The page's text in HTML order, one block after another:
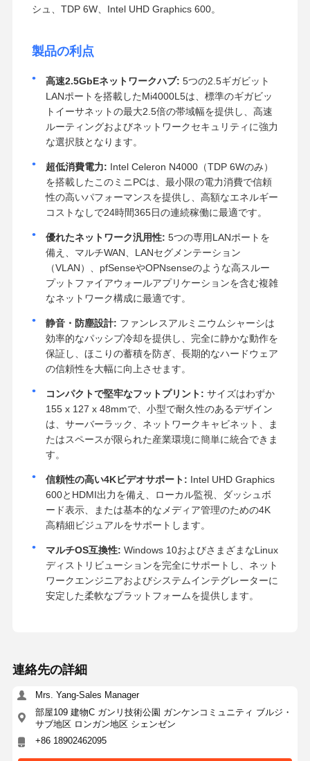
シュ、TDP 6W、Intel UHD Graphics 600。
製品の利点
高速2.5GbEネットワークハブ: 5つの2.5ギガビット
LANポートを搭載したMi4000L5は、標準のギガビッ
トイーサネットの最大2.5倍の帯域幅を提供し、高速
ルーティングおよびネットワークセキュリティに強力
な選択肢となります。
超低消費電力: Intel Celeron N4000（TDP 6Wのみ）
を搭載したこのミニPCは、最小限の電力消費で信頼
性の高いパフォーマンスを提供し、高額なエネルギー
コストなしで24時間365日の連続稼働に最適です。
優れたネットワーク汎用性: 5つの専用LANポートを
備え、マルチWAN、LANセグメンテーション
（VLAN）、pfSenseやOPNsenseのような高スルー
プットファイアウォールアプリケーションを含む複雑
なネットワーク構成に最適です。
静音・防塵設計: ファンレスアルミニウムシャーシは
効率的なパッシブ冷却を提供し、完全に静かな動作を
保証し、ほこりの蓄積を防ぎ、長期的なハードウェア
の信頼性を大幅に向上させます。
コンパクトで堅牢なフットプリント: サイズはわずか
155 x 127 x 48mmで、小型で耐久性のあるデザイン
は、サーバーラック、ネットワークキャビネット、ま
たはスペースが限られた産業環境に簡単に統合できま
す。
信頼性の高い4Kビデオサポート: Intel UHD Graphics
600とHDMI出力を備え、ローカル監視、ダッシュボ
ード表示、または基本的なメディア管理のための4K
高精細ビジュアルをサポートします。
マルチOS互換性: Windows 10およびさまざまなLinux
ディストリビューションを完全にサポートし、ネット
ワークエンジニアおよびシステムインテグレーターに
安定した柔軟なプラットフォームを提供します。
連絡先の詳細
Mrs. Yang-Sales Manager
部屋109 建物C ガンリ技術公園 ガンケンコミュニティ ブルジ・
サブ地区 ロンガン地区 シェンゼン
+86 18902462095